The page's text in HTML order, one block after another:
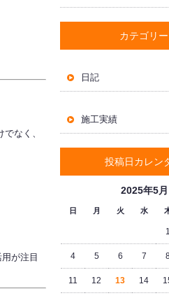
なく、
が注目
カテゴリー
日記
施工実績
投稿日カレン
2025年5月
日 月 火 水
1
4 5 6 7
11 12 13 14